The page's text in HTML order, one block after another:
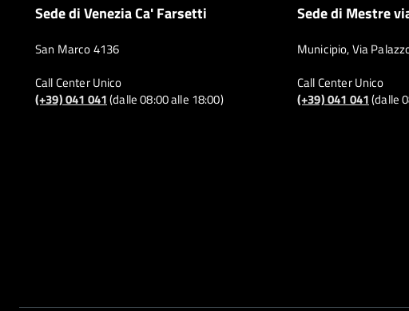
Sede di Venezia Ca' Farsetti
San Marco 4136
Call Center Unico
(+39) 041 041(dalle 08:00 alle 18:00)
Sede di Mestre
Municipio, Via
Call Center Unico
(+39) 041 041(dalle